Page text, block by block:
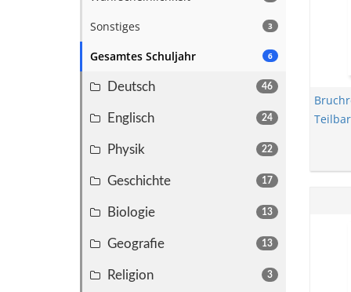
3
Sonstiges
6
Gesamtes Schuljahr
46
Deutsch
24
Englisch
22
Physik
17
Geschichte
13
Biologie
13
Geografie
3
Religion